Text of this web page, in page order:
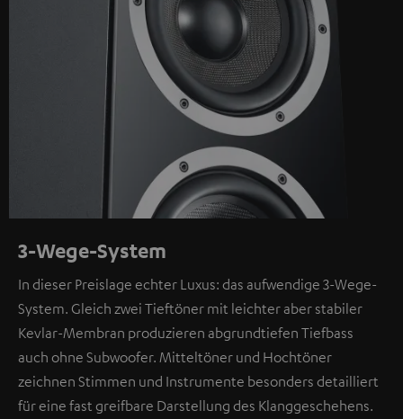
3-Wege-System
In dieser Preislage echter Luxus: das aufwendige 3-Wege-
System. Gleich zwei Tieftöner mit leichter aber stabiler
Kevlar-Membran produzieren abgrundtiefen Tiefbass
auch ohne Subwoofer. Mitteltöner und Hochtöner
zeichnen Stimmen und Instrumente besonders detailliert
für eine fast greifbare Darstellung des Klanggeschehens.